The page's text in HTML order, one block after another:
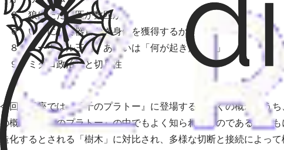
２ 狼はただ一匹か数匹か
６ いかにして器官なき身体を獲得するか
８ ヌーヴェル三篇、あるいは「何が起きたのか」
９ ミクロ政治学と切片性
今回の講座では、『千のプラトー』に登場する数多くの概念のう
の概念は『千のプラトー』の中でもよく知られたものであるとと
造化するとされる「樹木」に対比され、多様な切断と接続によっ